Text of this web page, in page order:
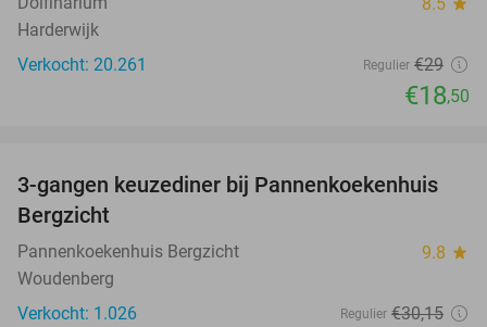
Harderwijk
Verkocht: 20.261
Regulier €29
€18,50
42%
3-gangen keuzediner bij Pannenkoekenhuis
Bergzicht
Pannenkoekenhuis Bergzicht 9.8 star
Woudenberg
Verkocht: 1.026
Regulier €30,15